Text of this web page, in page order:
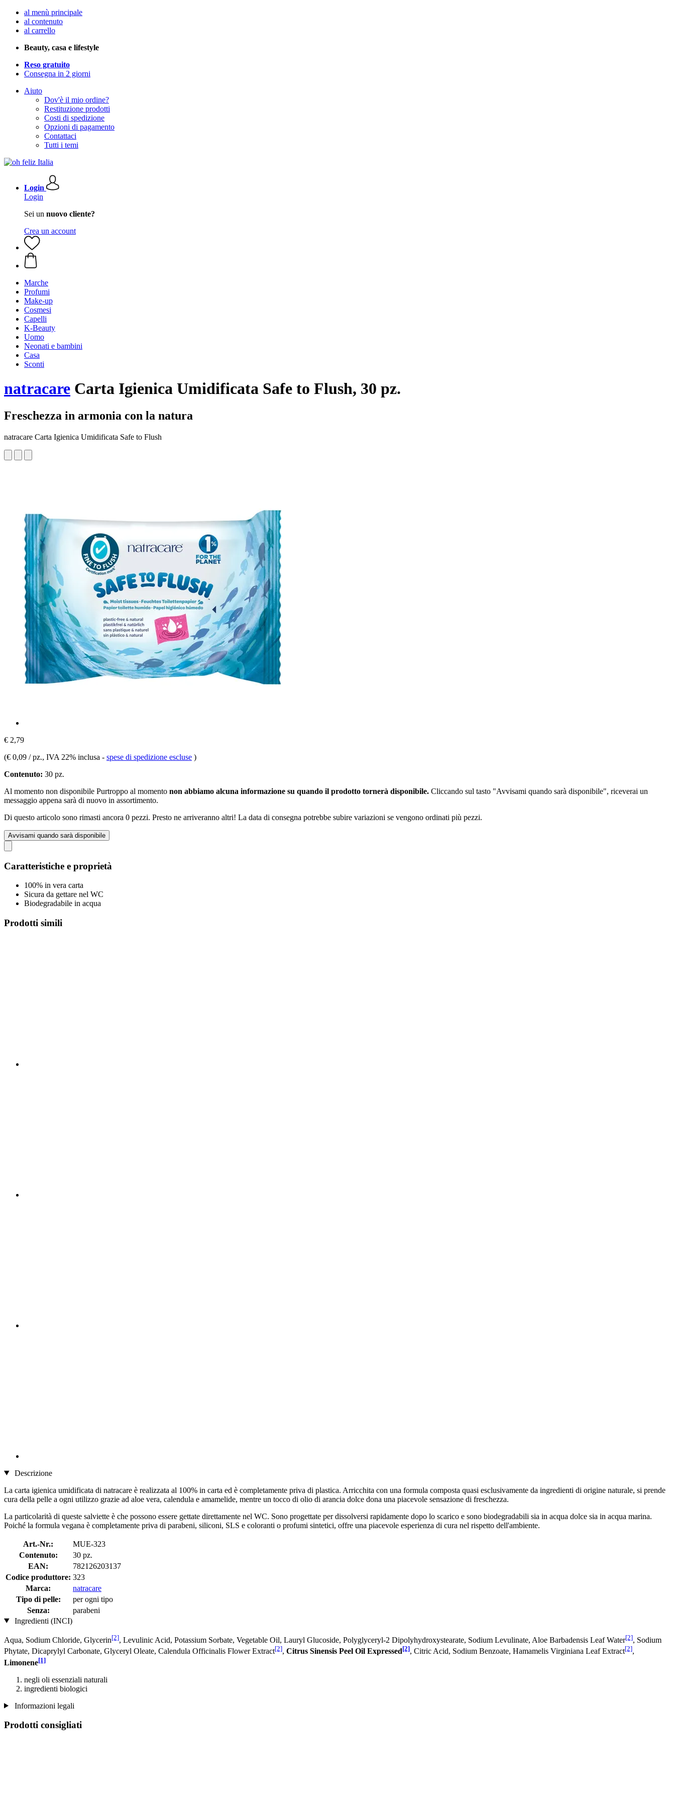
al menù principale
al contenuto
al carrello
Beauty, casa e lifestyle
Reso gratuito
Consegna in 2 giorni
Aiuto
Dov'è il mio ordine?
Restituzione prodotti
Costi di spedizione
Opzioni di pagamento
Contattaci
Tutti i temi
Login
Login
Sei un nuovo cliente?
Crea un account
Marche
Profumi
Make-up
Cosmesi
Capelli
K-Beauty
Uomo
Neonati e bambini
Casa
Sconti
natracare Carta Igienica Umidificata Safe to Flush, 30 pz.
Freschezza in armonia con la natura
natracare Carta Igienica Umidificata Safe to Flush
€ 2,79
(€ 0,09 / pz., IVA 22% inclusa - spese di spedizione escluse )
Contenuto: 30 pz.
Al momento non disponibile Purtroppo al momento non abbiamo alcuna informazione su quando il prodotto tornerà disponibile. Cliccando sul tasto "Avvisami quando sarà disponibile", riceverai un
messaggio appena sarà di nuovo in assortimento.
Di questo articolo sono rimasti ancora 0 pezzi. Presto ne arriveranno altri! La data di consegna potrebbe subire variazioni se vengono ordinati più pezzi.
Avvisami quando sarà disponibile
Caratteristiche e proprietà
100% in vera carta
Sicura da gettare nel WC
Biodegradabile in acqua
Prodotti simili
Descrizione
La carta igienica umidificata di natracare è realizzata al 100% in carta ed è completamente priva di plastica. Arricchita con una formula composta quasi esclusivamente da ingredienti di origine naturale, si prende
cura della pelle a ogni utilizzo grazie ad aloe vera, calendula e amamelide, mentre un tocco di olio di arancia dolce dona una piacevole sensazione di freschezza.
La particolarità di queste salviette è che possono essere gettate direttamente nel WC. Sono progettate per dissolversi rapidamente dopo lo scarico e sono biodegradabili sia in acqua dolce sia in acqua marina.
Poiché la formula vegana è completamente priva di parabeni, siliconi, SLS e coloranti o profumi sintetici, offre una piacevole esperienza di cura nel rispetto dell'ambiente.
Art.-Nr.:
MUE-323
Contenuto:
30 pz.
EAN:
782126203137
Codice produttore: 323
Marca:
natracare
Tipo di pelle:
per ogni tipo
Senza:
parabeni
Ingredienti (INCI)
Aqua, Sodium Chloride, Glycerin[2], Levulinic Acid, Potassium Sorbate, Vegetable Oil, Lauryl Glucoside, Polyglyceryl-2 Dipolyhydroxystearate, Sodium Levulinate, Aloe Barbadensis Leaf Water[2], Sodium
Phytate, Dicaprylyl Carbonate, Glyceryl Oleate, Calendula Officinalis Flower Extract[2], Citrus Sinensis Peel Oil Expressed[2], Citric Acid, Sodium Benzoate, Hamamelis Virginiana Leaf Extract[2],
Limonene[1]
negli oli essenziali naturali
ingredienti biologici
Informazioni legali
Prodotti consigliati